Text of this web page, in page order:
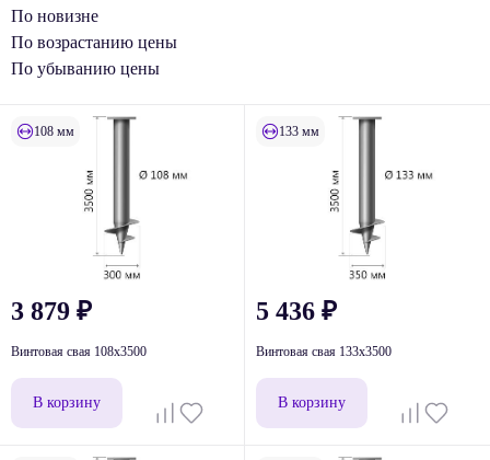
По новизне
По возрастанию цены
По убыванию цены
108 мм
3 879 ₽
Винтовая свая 108x3500
В корзину
133 мм
5 436 ₽
Винтовая свая 133x3500
В корзину